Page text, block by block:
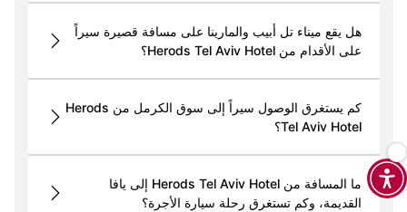
هل يقع ميناء تل أبيب والمارينا على مسافة قصيرة سيراً
على الأقدام من Herods Tel Aviv Hotel؟
كم يستغرق الوصول سيراً إلى سوق الكرمل من Herods
Tel Aviv Hotel؟
ما المسافة من Herods Tel Aviv Hotel إلى يافا
القديمة، وكم تستغرق رحلة سيارة الأجرة؟